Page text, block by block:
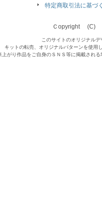
特定商取引法に基づ
Ｃopyright (C)
このサイトのオリジナル
キットの転売、オリジナルパターンを使用
上がり作品をご自身のＳＮＳ等に掲載され